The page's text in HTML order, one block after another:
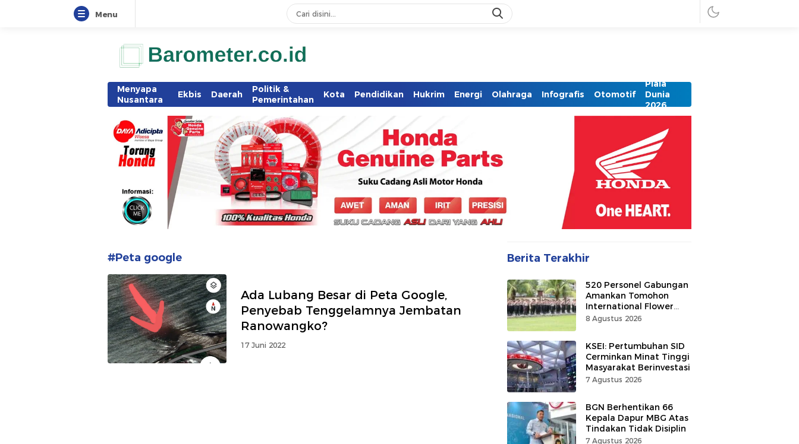
Menu
www.barometer.co.id
Berita Terkini di Sulawesi Utara
Menyapa
Nusantara
Ekbis Daerah
Politik &
Pemerintahan
Kota Pendidikan Hukrim Energi Olahraga Infografis Otomotif
Piala
Dunia
2026
#Peta google
Ada Lubang Besar di Peta Google,
Penyebab Tenggelamnya Jembatan
Ranowangko?
17 Juni 2022
Berita Terakhir
520 Personel Gabungan
Amankan Tomohon
International Flower
Festival
8 Agustus 2026
KSEI: Pertumbuhan SID
Cerminkan Minat Tinggi
Masyarakat Berinvestasi
7 Agustus 2026
BGN Berhentikan 66
Kepala Dapur MBG Atas
Tindakan Tidak Disiplin
7 Agustus 2026